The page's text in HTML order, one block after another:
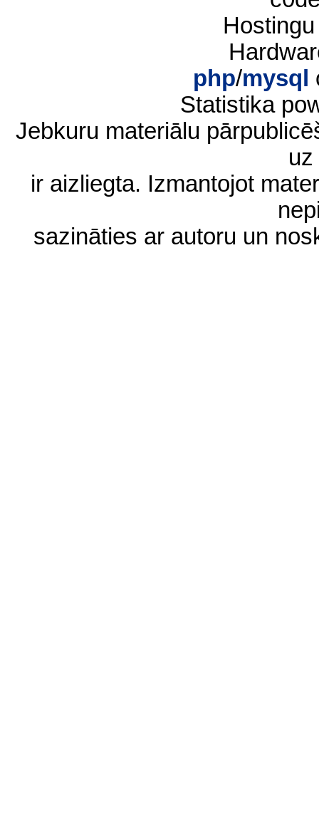
php/mysql
Statistika
Jebkuru materiālu
ir aizliegta. Izmantojot
sazināties ar autoru un